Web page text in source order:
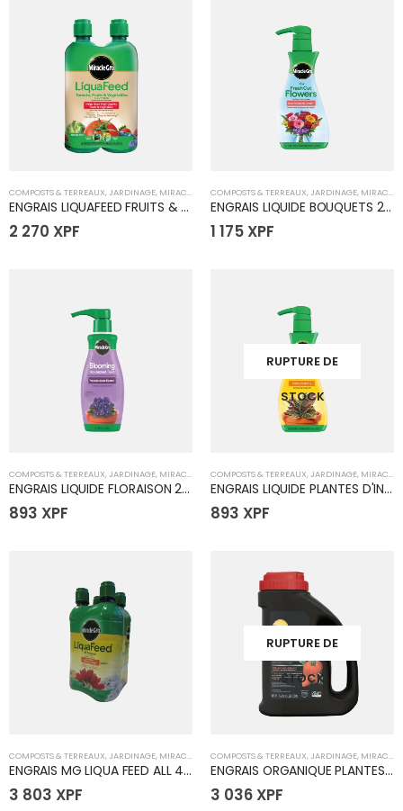
COMPOSTS & TERREAUX, JARDINAGE, MIRACLE GRO
ENGRAIS LIQUAFEED FRUITS & LEGUMES 2x473 ml
2 270 XPF
COMPOSTS & TERREAUX, JARDINAGE, MIRACLE GRO
ENGRAIS LIQUIDE BOUQUETS 237 ml
1 175 XPF
COMPOSTS & TERREAUX, JARDINAGE, MIRACLE GRO
ENGRAIS LIQUIDE FLORAISON 237 ml
893 XPF
RUPTURE DE
STOCK
COMPOSTS & TERREAUX, JARDINAGE, MIRACLE GRO
ENGRAIS LIQUIDE PLANTES D'INTERIEUR 237 ml
893 XPF
COMPOSTS & TERREAUX, JARDINAGE, MIRACLE GRO
ENGRAIS MG LIQUA FEED ALL 4 x 16OZ
3 803 XPF
RUPTURE DE
STOCK
COMPOSTS & TERREAUX, JARDINAGE, MIRACLE GRO
ENGRAIS ORGANIQUE PLANTES COMESTIBLES - 1.13 KG
3 036 XPF